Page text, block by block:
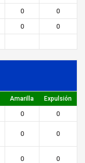
0
0
0
0
Amarilla Expulsión
0
0
0 0
0 0